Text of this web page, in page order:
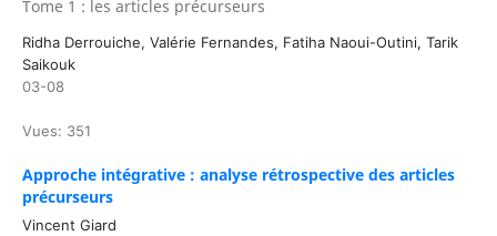
Tome 1 : les articles précurseurs
Ridha Derrouiche, Valérie Fernandes, Fatiha Naoui-Outini, Tarik
Saikouk
03-08
Vues: 351
Approche intégrative : analyse rétrospective des articles
précurseurs
Vincent Giard